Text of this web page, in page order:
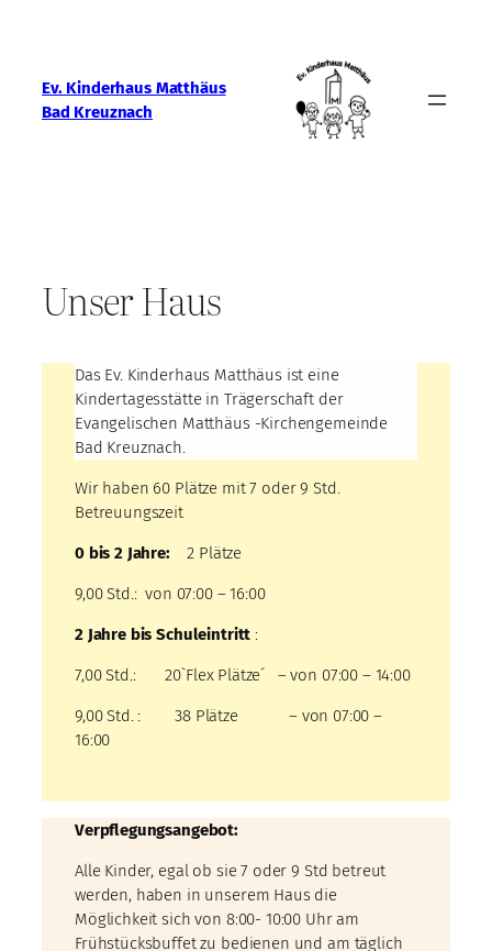
Ev. Kinderhaus Matthäus
Bad Kreuznach
Unser Haus
Das Ev. Kinderhaus Matthäus ist eine
Kindertagesstätte in Trägerschaft der
Evangelischen Matthäus -Kirchengemeinde
Bad Kreuznach.
Wir haben 60 Plätze mit 7 oder 9 Std.
Betreuungszeit
0 bis 2 Jahre: 2 Plätze
9,00 Std.: von 07:00 – 16:00
2 Jahre bis Schuleintritt :
7,00 Std.: 20`Flex Plätze´ – von 07:00 – 14:00
9,00 Std. : 38 Plätze – von 07:00 –
16:00
Verpflegungsangebot:
Alle Kinder, egal ob sie 7 oder 9 Std betreut
werden, haben in unserem Haus die
Möglichkeit sich von 8:00- 10:00 Uhr am
Frühstücksbuffet zu bedienen und am täglich